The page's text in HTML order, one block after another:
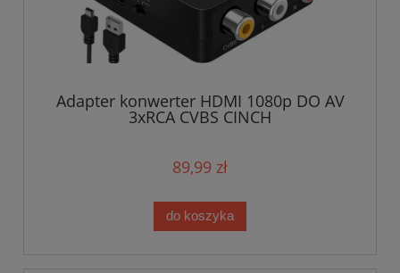
Adapter konwerter HDMI 1080p DO AV
3xRCA CVBS CINCH
89,99 zł
do koszyka